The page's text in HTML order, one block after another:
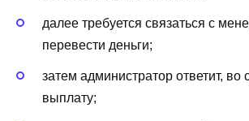
далее требуется связаться с
перевести деньги;
затем администратор ответит, во
выплату;